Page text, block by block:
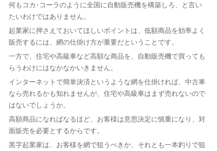
何もコカ･コーラのように全国に自動販売機を構築しろ、と言い
たいわけではありません。
起業家に押さえておいてほしいポイントは、低額商品を効率よく
販売するには、網の仕掛け方が重要だということです。
一方で、住宅や高級車など高額な商品を、自動販売機で買っても
らうわけにはなかなかいきません。
インターネットで簡単決済というような網を仕掛ければ、中古車
なら売れるかも知れませんが、住宅や高級車はまず売れないので
はないでしょうか。
高額商品になればなるほど、お客様は意思決定に慎重になり、対
面販売を必要とするからです。
黒字起業家は、お客様を網で狙うべきか、それとも一本釣りで狙